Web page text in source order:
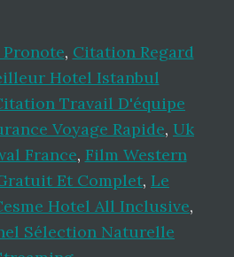
, Citation Regard
Hotel Istanbul
Travail D'équipe
Voyage Rapide, Uk
France, Film Western
Et Complet, Le
Hotel All Inclusive,
Sélection Naturelle